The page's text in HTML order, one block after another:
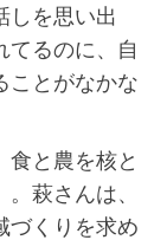
しを思い出
てるのに、自
ことがなかな
食と農を核と
萩さんは、
づくりを求め